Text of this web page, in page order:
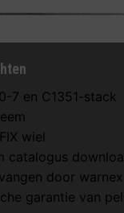
7 en C1351-stack
wiel
catalogus
door warnex
garantie van